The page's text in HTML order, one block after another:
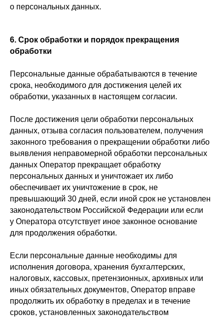
о персональных данных.
6. Срок обработки и порядок прекращения
обработки
Персональные данные обрабатываются в течение
срока, необходимого для достижения целей их
обработки, указанных в настоящем согласии.
После достижения цели обработки персональных
данных, отзыва согласия пользователем, получения
законного требования о прекращении обработки либо
выявления неправомерной обработки персональных
данных Оператор прекращает обработку
персональных данных и уничтожает их либо
обеспечивает их уничтожение в срок, не
превышающий 30 дней, если иной срок не установлен
законодательством Российской Федерации или если
у Оператора отсутствует иное законное основание
для продолжения обработки.
Если персональные данные необходимы для
исполнения договора, хранения бухгалтерских,
налоговых, кассовых, претензионных, архивных или
иных обязательных документов, Оператор вправе
продолжить их обработку в пределах и в течение
сроков, установленных законодательством